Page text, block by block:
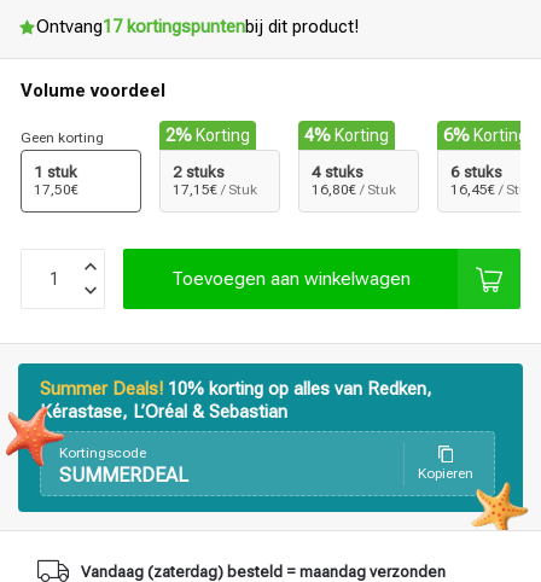
Ontvang17 kortingspuntenbij dit product!
Volume voordeel
Geen korting
1 stuk
17,50€
2% Korting
2 stuks
17,15€ / Stuk
4% Korting
4 stuks
16,80€ / Stuk
6% Korting
6 stuks
16,45€ / Stuk
Toevoegen aan winkelwagen
Summer Deals! 10% korting op alles van Redken,
Kérastase, L’Oréal & Sebastian
Kortingscode
SUMMERDEAL Kopieren
Vandaag (zaterdag) besteld = maandag verzonden